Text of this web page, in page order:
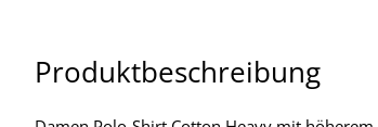
Produktbeschreibung